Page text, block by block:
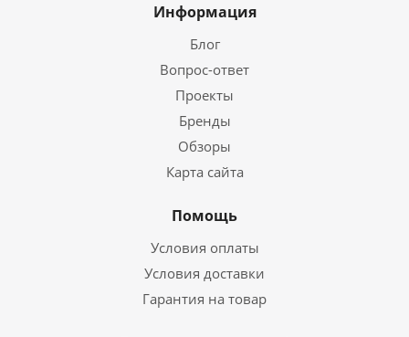
Информация
Блог
Вопрос-ответ
Проекты
Бренды
Обзоры
Карта сайта
Помощь
Условия оплаты
Условия доставки
Гарантия на товар